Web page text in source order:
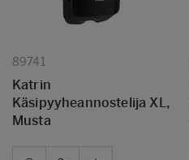
89741
Katrin
Käsipyyheannostelija XL,
Musta